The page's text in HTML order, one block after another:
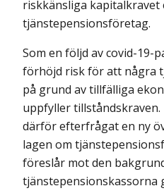
riskkänsliga kapitalkravet
tjänstepensionsföretag.
Som en följd av covid-19-
förhöjd risk för att några
på grund av tillfälliga
uppfyller
därför efterfrågat en ny
lagen om
föreslår mot den
tjänstepensionskassorna